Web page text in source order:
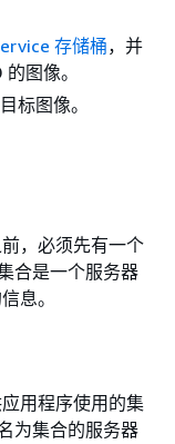
存储桶，并
图像。
标图像。
，必须先有一个
合是一个服务器
息。
用程序使用的集
为集合的服务器